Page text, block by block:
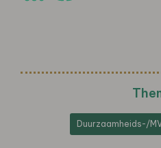
Duurzaamheids-/